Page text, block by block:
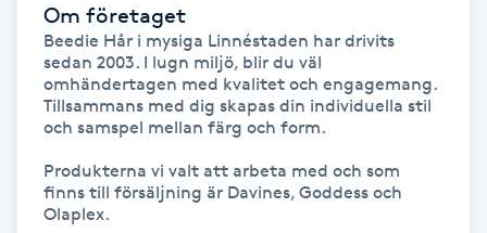
Friskvårdsmassage
Frisör
Funktionsanalys
Om företaget
Beedie Hår i mysiga Linnéstaden har drivits
sedan 2003. I lugn miljö, blir du väl
omhändertagen med kvalitet och engagemang.
Tillsammans med dig skapas din individuella stil
och samspel mellan färg och form.
Produkterna vi valt att arbeta med och som
finns till försäljning är Davines, Goddess och
Olaplex.